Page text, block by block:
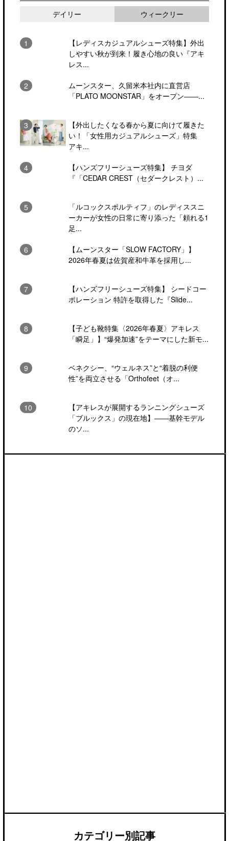
デイリー ウィークリー
【レディスカジュアルシューズ特集】外出
しやすい秋が到来！履き心地の良い『アキ
レス...
ムーンスター、久留米本社内に直営店
「PLATO MOONSTAR」をオープン――...
【外出したくなる春から夏に向けて履きた
い！「女性用カジュアルシューズ」特集
アキ...
【ハンズフリーシューズ特集】 チヨダ
『「CEDAR CREST（セダークレスト）...
「ルコックスポルティフ」のレディススニ
ーカーが女性の日常に寄り添った「頼れる1
足...
【ムーンスター「SLOW FACTORY」】
2026年春夏は佐賀産和牛革を採用し...
【ハンズフリーシューズ特集】 シードコー
ポレーション 特許を取得した『Slide...
【子ども靴特集〈2026年春夏〉アキレス
「瞬足」】“爆発加速”をテーマにした新モ...
ベネクシー、“ウェルネス”と“着脱の利便
性”を両立させる「Orthofeet（オ...
【アキレスが展開するランニングシューズ
「ブルックス」の現在地】――基幹モデル
のソ...
カテゴリー別記事